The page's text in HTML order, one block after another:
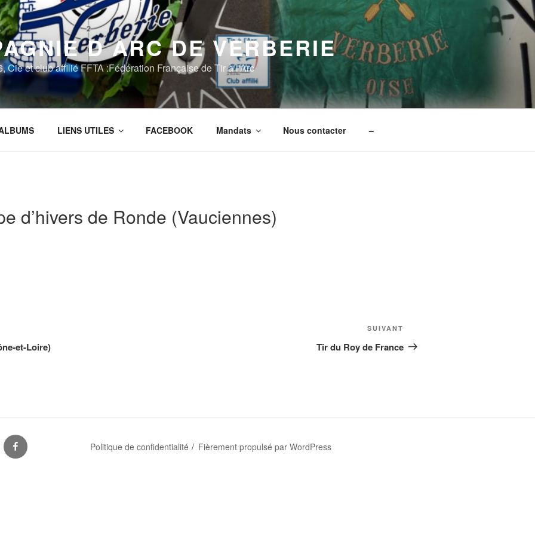
D ARC DE VERBERIE
Cie et club affilié FFTA :Fédération Française de Tir à l'Arc
LIENS UTILES FACEBOOK Mandats Nous contacter –
d’hivers de Ronde (Vauciennes)
et-Loire)
suivant
SUIVANT
Tir du Roy de France
FACEBOOK Politique de confidentialité Fièrement propulsé par WordPress